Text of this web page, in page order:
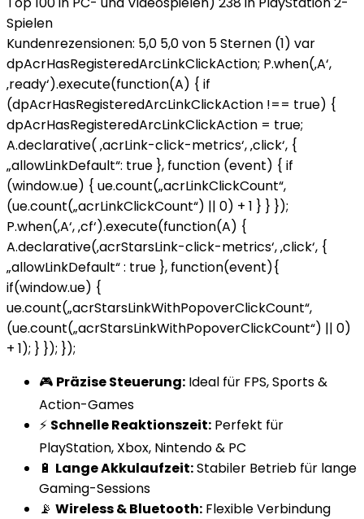
Spielen
Kundenrezensionen: 5,0 5,0 von 5 Sternen (1) var
dpAcrHasRegisteredArcLinkClickAction; P.when(‚A‘,
‚ready‘).execute(function(A) { if
(dpAcrHasRegisteredArcLinkClickAction !== true) {
dpAcrHasRegisteredArcLinkClickAction = true;
A.declarative( ‚acrLink-click-metrics‘, ‚click‘, {
„allowLinkDefault“: true }, function (event) { if
(window.ue) { ue.count(„acrLinkClickCount“,
(ue.count(„acrLinkClickCount“) || 0) + 1 } } });
P.when(‚A‘, ‚cf‘).execute(function(A) {
A.declarative(‚acrStarsLink-click-metrics‘, ‚click‘, {
„allowLinkDefault“ : true }, function(event){
if(window.ue) {
ue.count(„acrStarsLinkWithPopoverClickCount“,
(ue.count(„acrStarsLinkWithPopoverClickCount“) || 0)
+ 1); } }); });
🎮 Präzise Steuerung: Ideal für FPS, Sports &
Action-Games
⚡ Schnelle Reaktionszeit: Perfekt für
PlayStation, Xbox, Nintendo & PC
🔋 Lange Akkulaufzeit:Stabiler Betrieb für lange
Gaming-Sessions
📡 Wireless & Bluetooth: Flexible Verbindung